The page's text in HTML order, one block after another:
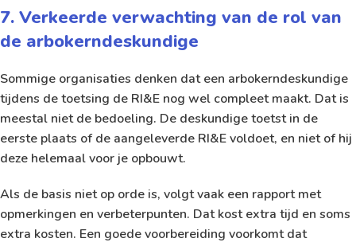
7. Verkeerde verwachting van de rol van
de arbokerndeskundige
Sommige organisaties denken dat een arbokerndeskundige
tijdens de toetsing de RI&E nog wel compleet maakt. Dat is
meestal niet de bedoeling. De deskundige toetst in de
eerste plaats of de aangeleverde RI&E voldoet, en niet of hij
deze helemaal voor je opbouwt.
Als de basis niet op orde is, volgt vaak een rapport met
opmerkingen en verbeterpunten. Dat kost extra tijd en soms
extra kosten. Een goede voorbereiding voorkomt dat